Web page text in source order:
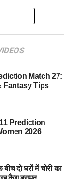
Match 27:
Fantasy Tips
Prediction
2026
दो घरों में चोरी का